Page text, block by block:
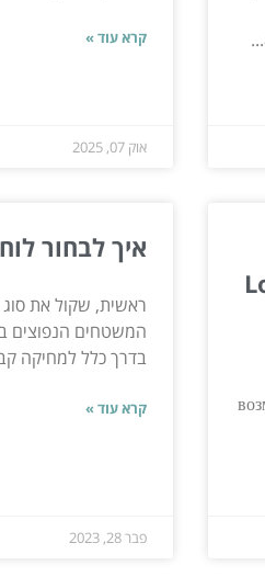
קרא עוד »
אוק 07, 2025
איך לבחור
ראשית, שקול את
המשטחים הנפוצים
בדרך כלל למחיקה
קרא עוד »
פבר 28, 2023